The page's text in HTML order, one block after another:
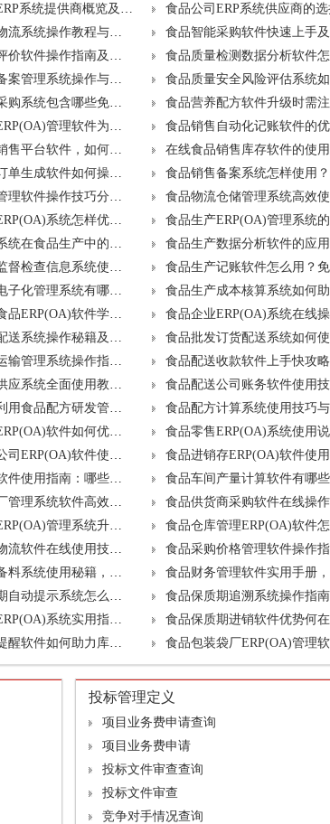
服装销售ERP系统提供商概览及对行业的作用？
食品智能物流系统操作教程与升级注意事项
食品质量评价软件操作指南及升级策略是什么？
食品质量备案管理系统操作与升级流程是怎样的？
食品预约采购系统包含哪些免费升级内容？
食品行业ERP(OA)管理软件为何不可或缺？升级时应考虑什么？
设计食品销售平台软件，如何操作与规划升级？
食品销售订单生成软件如何操作？升级步骤详解
食品物流管理软件操作技巧分享，哪些更新可免费享受？
食品生鲜ERP(OA)系统怎样优化管理？升级时应避免哪些误区？
台账管理系统在食品生产中的作用及升级策略？
食品生产监督检查信息系统使用全解及升级路径
食品生产电子化管理系统有哪些优势？免费升级包括哪些？
水产冷冻食品ERP(OA)软件学习指南与高效升级方案
食品批发配送系统操作秘籍及升级注意要点
食品配送运输管理系统操作指南及升级策略分享
食品配送供应系统全面使用教程及升级流程是什么？
如何高效利用食品配方研发管理系统，及免费升级亮点？
食品流通ERP(OA)软件如何优化管理流程？升级方案揭秘
食品贸易公司ERP(OA)软件使用说明：功能解析与升级建议？
食品抽检软件使用指南：哪些升级是免费的？
食品厂工厂管理系统软件高效运用及免费升级内容？
在线食品ERP(OA)管理系统升级时应考虑哪些关键因素？
食品公司物流软件在线使用技巧与升级方案？
食品采购备料系统使用秘籍，升级策略是什么？
食品保质期自动提示系统怎么用更高效？升级关注点？
食品电商ERP(OA)系统实用指南及升级策略分享？
食品到期提醒软件如何助力库存管理？哪些升级免费享受？
投标管理定义
项目业务费申请查询
项目业务费申请
投标文件审查查询
投标文件审查
竞争对手情况查询